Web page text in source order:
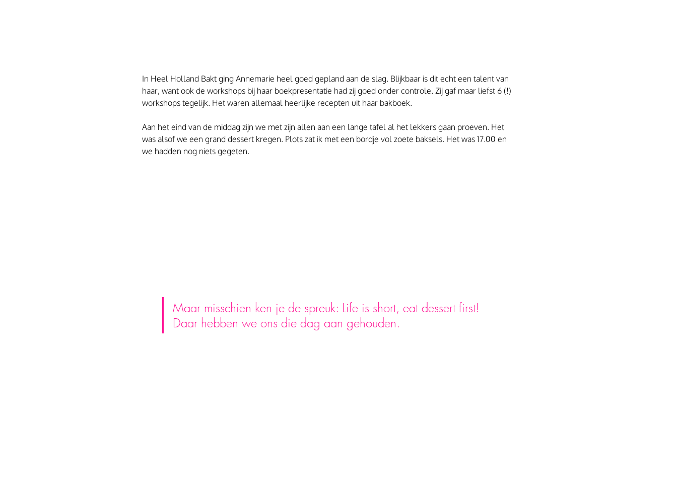
In Heel Holland Bakt ging Annemarie heel goed gepland aan de slag. Blijkbaar is dit echt een talent van
haar, want ook de workshops bij haar boekpresentatie had zij goed onder controle. Zij gaf maar liefst 6 (!)
workshops tegelijk. Het waren allemaal heerlijke recepten uit haar bakboek.
Aan het eind van de middag zijn we met zijn allen aan een lange tafel al het lekkers gaan proeven. Het
was alsof we een grand dessert kregen. Plots zat ik met een bordje vol zoete baksels. Het was 17.00 en
we hadden nog niets gegeten.
Maar misschien ken je de spreuk: Life is short, eat dessert first!
Daar hebben we ons die dag aan gehouden.